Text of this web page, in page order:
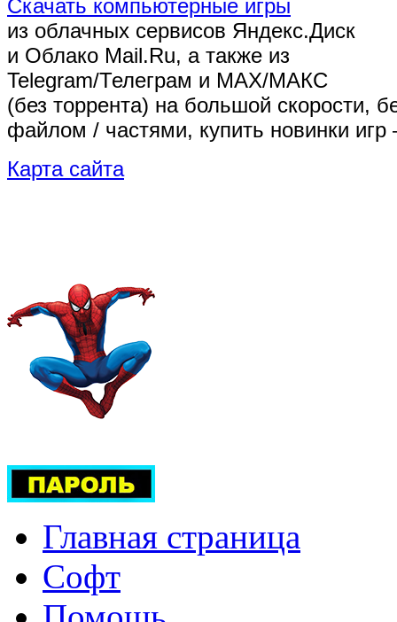
Скачать компьютерные игры
из облачных сервисов Яндекс.Диск
и Облако Mail.Ru, а также из
Telegram/Телеграм и MAX/МАКС
(без торрента) на большой скорости,
файлом / частями, купить новинки
Карта сайта
Главная страница
Софт